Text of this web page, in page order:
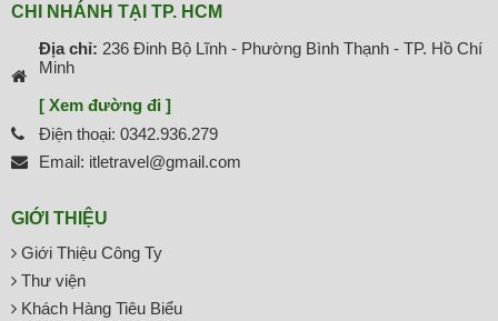
CHI NHÁNH TẠI TP. HCM
Địa chỉ: 236 Đinh Bộ Lĩnh - Phường Bình Thạnh - TP. Hồ Chí
Minh
[ Xem đường đi ]
Điện thoại: 0342.936.279
Email: itletravel@gmail.com
GIỚI THIỆU
Giới Thiệu Công Ty
Thư viện
Khách Hàng Tiêu Biểu